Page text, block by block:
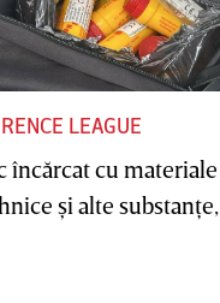
LEAGUE
încărcat cu materiale
şi alte substanţe,